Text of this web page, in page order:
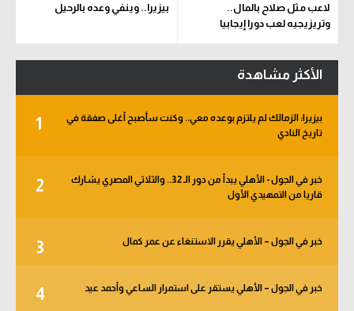
لاعب مثل صلاح بالمال..
وتريزيجيه لعب دورا إيجابيا
بيزيرا.. وينفي وعده بالرحيل
الأكثر مشاهدة
1
بيزيرا: الزمالك لم يلتزم بوعده معي.. وكنت سأصبح أغلى صفقة في
تاريخ النادي
2
خبر في الجول - الأهلي يبدأ من دور الـ 32.. والثلاثي المصري يشارك
قاريا من التمهيدي الأول
3 خبر في الجول – الأهلي يقرر الاستنغاء عن عمر كمال
4 خبر في الجول – الأهلي يستقر على استمرار الساعي وأحمد عيد